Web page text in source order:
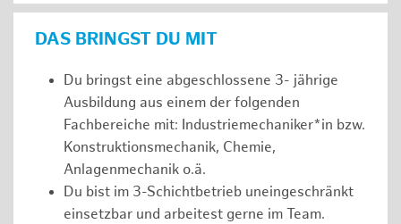
DAS BRINGST DU MIT
Du bringst eine abgeschlossene 3- jährige
Ausbildung aus einem der folgenden
Fachbereiche mit: Industriemechaniker*in bzw.
Konstruktionsmechanik, Chemie,
Anlagenmechanik o.ä.
Du bist im 3-Schichtbetrieb uneingeschränkt
einsetzbar und arbeitest gerne im Team.